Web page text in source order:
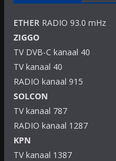
ETHERRADIO 93.0 mHz
ZIGGO
TV DVB-C kanaal 40
TV kanaal 40
RADIO kanaal 915
SOLCON
TV kanaal 787
RADIO kanaal 1287
KPN
TV kanaal 1387